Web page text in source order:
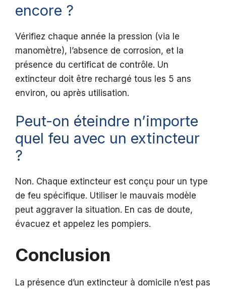
encore ?
Vérifiez chaque année la pression (via le
manomètre), l’absence de corrosion, et la
présence du certificat de contrôle. Un
extincteur doit être rechargé tous les 5 ans
environ, ou après utilisation.
Peut-on éteindre n’importe
quel feu avec un extincteur
?
Non. Chaque extincteur est conçu pour un type
de feu spécifique. Utiliser le mauvais modèle
peut aggraver la situation. En cas de doute,
évacuez et appelez les pompiers.
Conclusion
La présence d’un extincteur à domicile n’est pas